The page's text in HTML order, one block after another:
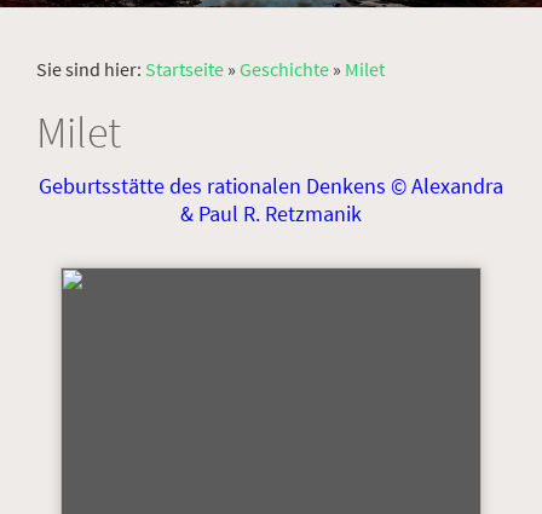
Sie sind hier: Startseite » Geschichte » Milet
Milet
Geburtsstätte des rationalen Denkens © Alexandra
& Paul R. Retzmanik